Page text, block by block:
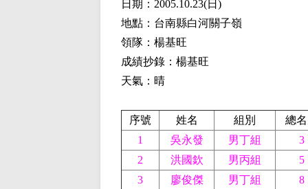
日期：2005.10.23(日)
地點：台南縣白河關子嶺
領隊：楊基旺
成績抄錄：楊基旺
天氣：晴
序號 姓名 組別
總
1
吳永發 男丁組
3
2
洪國欽 男丙組
5
3
廖俊傑 男丁組
8